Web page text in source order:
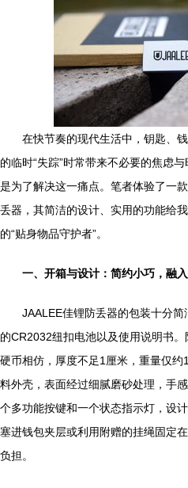
在快节奏的现代生活中，钥匙、
的临时“失踪”时常带来不必要的焦虑
是为了解决这一痛点。笔者体验了一
丢器，其简洁的设计、实用的功能给
的“贴身物品守护者”。
一、开箱与设计：简约小巧，融
JAALEE佳锂防丢器的包装十分
的CR2032纽扣电池以及使用说明书
硬币相仿，厚度不足1厘米，重量仅
料外壳，表面经过细腻磨砂处理，手
个多功能按键和一个状态指示灯，设
塞进钱包夹层或利用附赠的挂绳固定
负担。